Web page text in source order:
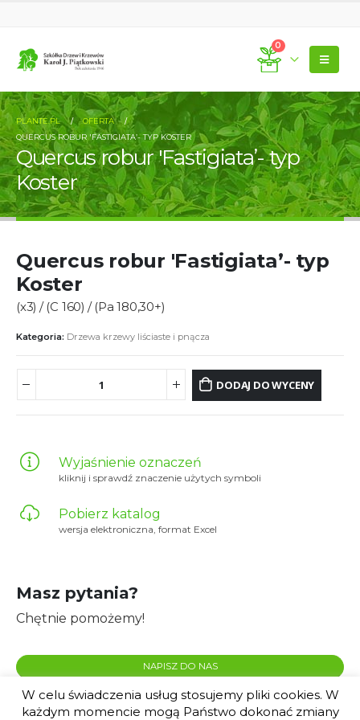
0
PLANTE.PL
OFERTA
QUERCUS ROBUR 'FASTIGIATA’- TYP KOSTER
Quercus robur 'Fastigiata’- typ
Koster
Quercus robur 'Fastigiata’- typ
Koster
(x3) / (C 160) / (Pa 180,30+)
Kategoria: Drzewa krzewy liściaste i pnącza
DODAJ DO WYCENY
Wyjaśnienie oznaczeń
kliknij i sprawdź znaczenie użytych symboli
Pobierz katalog
wersja elektroniczna, format Excel
Masz pytania?
Chętnie pomożemy!
NAPISZ DO NAS
W celu świadczenia usług stosujemy pliki cookies. W
każdym momencie mogą Państwo dokonać zmiany